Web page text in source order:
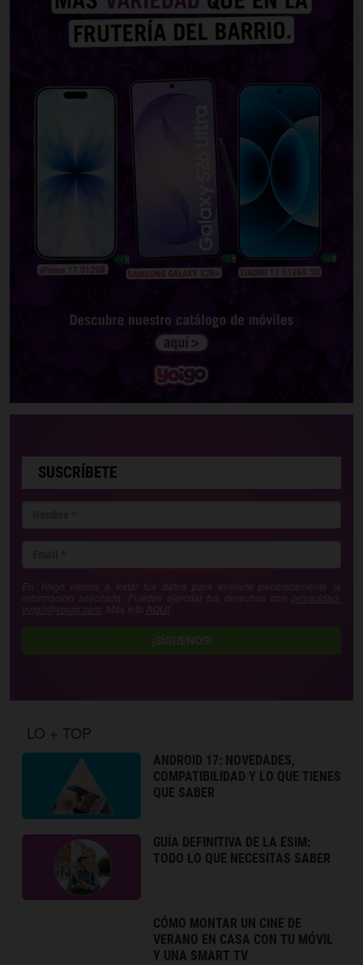
SUSCRÍBETE
En Yoigo vamos a tratar tus datos para enviarte periódicamente la
información solicitada. Puedes ejercitar tus derechos con privacidad-
yoigo@yoigo.com . Más Info AQUÍ
¡SÍGUENOS!
LO + TOP
ANDROID 17: NOVEDADES,
COMPATIBILIDAD Y LO QUE TIENES
QUE SABER
GUÍA DEFINITIVA DE LA ESIM:
TODO LO QUE NECESITAS SABER
CÓMO MONTAR UN CINE DE
VERANO EN CASA CON TU MÓVIL
Y UNA SMART TV